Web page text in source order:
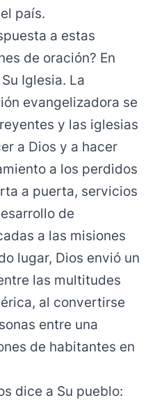
país.
a estas
de oración? En
Iglesia. La
evangelizadora se
y las iglesias
a Dios y a hacer
a los perdidos
a puerta, servicios
de
a las misiones
lugar, Dios envió un
las multitudes
al convertirse
entre una
de habitantes en
dice a Su pueblo: